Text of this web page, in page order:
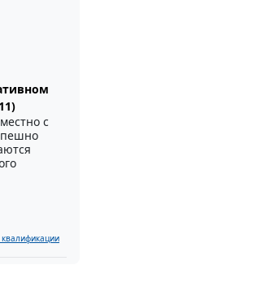
с